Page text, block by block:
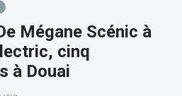
Mégane Scénic à
cinq
à Douai